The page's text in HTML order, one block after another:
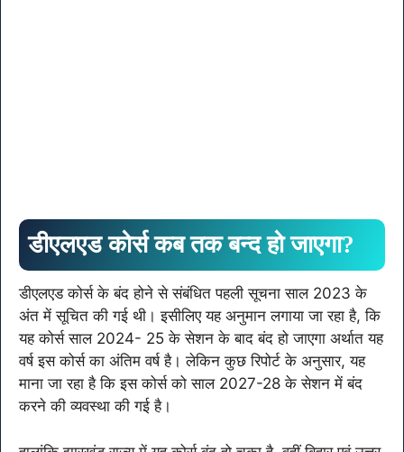
डीएलएड कोर्स कब तक बन्द हो जाएगा?
डीएलएड कोर्स के बंद होने से संबंधित पहली सूचना साल 2023 के
अंत में सूचित की गई थी। इसीलिए यह अनुमान लगाया जा रहा है, कि
यह कोर्स साल 2024- 25 के सेशन के बाद बंद हो जाएगा अर्थात यह
वर्ष इस कोर्स का अंतिम वर्ष है। लेकिन कुछ रिपोर्ट के अनुसार, यह
माना जा रहा है कि इस कोर्स को साल 2027-28 के सेशन में बंद
करने की व्यवस्था की गई है।